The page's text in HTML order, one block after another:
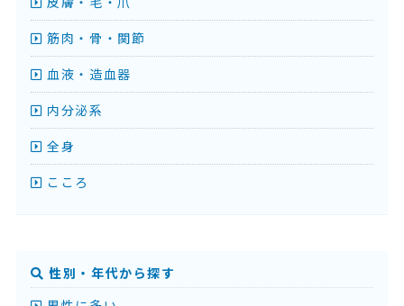
筋肉・骨・関節
血液・造血器
内分泌系
全身
こころ
性別・年代から探す